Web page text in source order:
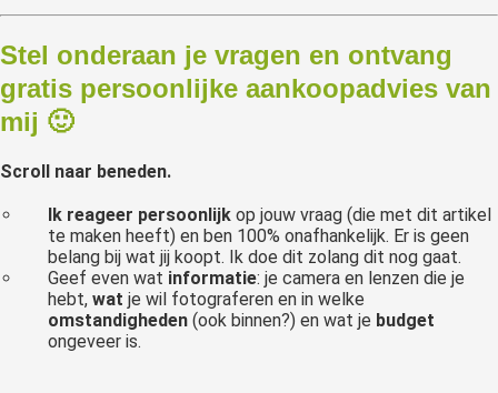
Stel onderaan je vragen en ontvang
gratis persoonlijke aankoopadvies van
mij 🙂
Scroll naar beneden.
Ik reageer persoonlijk op jouw vraag (die met dit artikel
te maken heeft) en ben 100% onafhankelijk. Er is geen
belang bij wat jij koopt. Ik doe dit zolang dit nog gaat.
Geef even wat informatie: je camera en lenzen die je
hebt,wat je wil fotograferen en in welke
omstandigheden (ook binnen?) en wat je budget
ongeveer is.